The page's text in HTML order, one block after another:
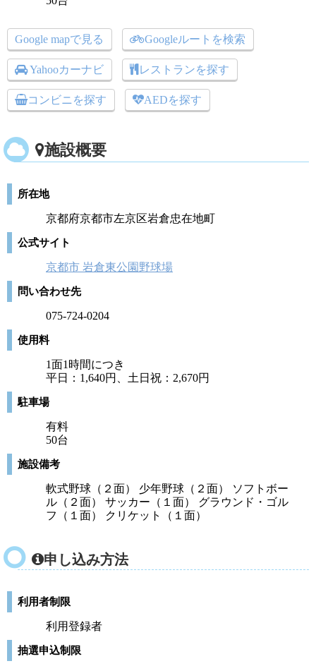
Google mapで見る Googleルートを検索
Yahooカーナビ レストランを探す
コンビニを探す AEDを探す
施設概要
所在地
京都府京都市左京区岩倉忠在地町
公式サイト
京都市 岩倉東公園野球場
問い合わせ先
075-724-0204
使用料
1面1時間につき
平日：1,640円、土日祝：2,670円
駐車場
有料
50台
施設備考
軟式野球（２面） 少年野球（２面） ソフトボー
ル（２面） サッカー（１面） グラウンド・ゴル
フ（１面） クリケット（１面）
申し込み方法
利用者制限
利用登録者
抽選申込制限